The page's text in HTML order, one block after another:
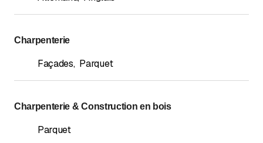
Charpenterie
Façades, Parquet
Charpenterie & Construction en bois
Parquet